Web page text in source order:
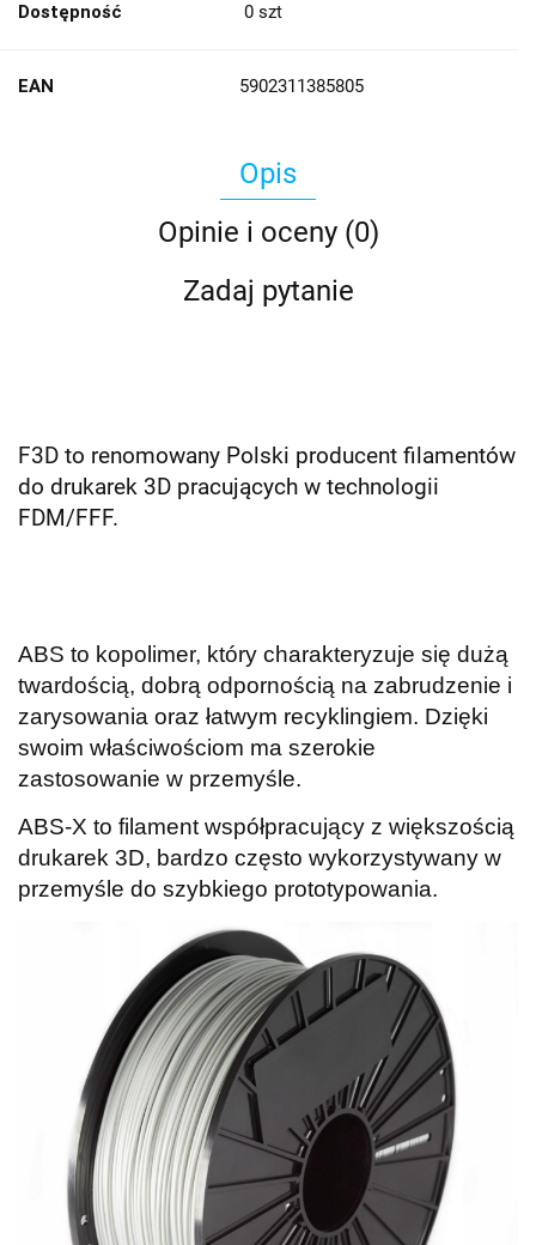
Dostępność 0 szt
EAN 5902311385805
Opis
Opinie i oceny (0)
Zadaj pytanie
F3D to renomowany Polski producent filamentów
do drukarek 3D pracujących w technologii
FDM/FFF.
ABS to kopolimer, który charakteryzuje się dużą
twardością, dobrą odpornością na zabrudzenie i
zarysowania oraz łatwym recyklingiem. Dzięki
swoim właściwościom ma szerokie
zastosowanie w przemyśle.
ABS-X to filament współpracujący z większością
drukarek 3D, bardzo często wykorzystywany w
przemyśle do szybkiego prototypowania.